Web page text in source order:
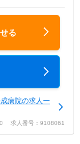
る
病院の求人一
求人番号：9108061